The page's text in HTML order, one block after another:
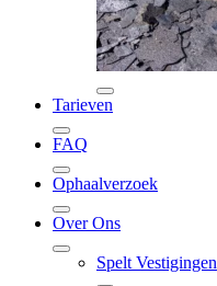
Tarieven
FAQ
Ophaalverzoek
Over Ons
Spelt Vestigingen